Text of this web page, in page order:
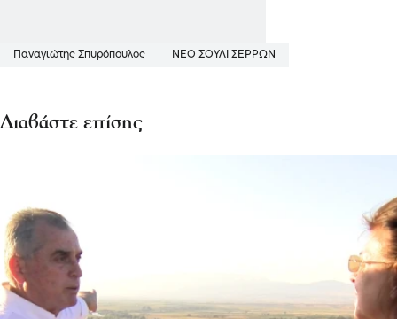
Παναγιώτης Σπυρόπουλος ΝΈΟ ΣΟΎΛΙ ΣΕΡΡΏΝ
Διαβάστε επίσης